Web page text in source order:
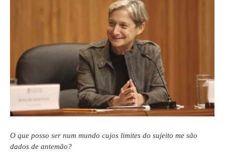
O que posso ser num mundo cujos limites do sujeito me são
dados de antemão?